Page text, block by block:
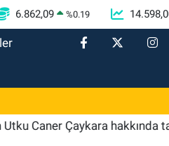
6.862,09 %0.19
Çaykara hakkında tahliye